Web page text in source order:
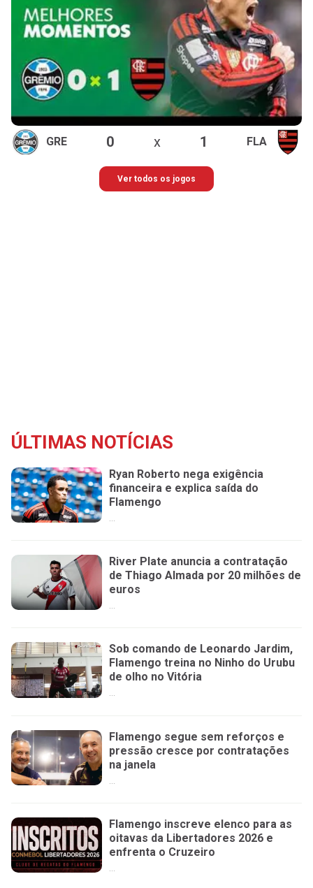
GRE 0 x 1 FLA
Ver todos os jogos
ÚLTIMAS NOTÍCIAS
Ryan Roberto nega exigência
financeira e explica saída do
Flamengo
...
River Plate anuncia a contratação
de Thiago Almada por 20 milhões de
euros
...
Sob comando de Leonardo Jardim,
Flamengo treina no Ninho do Urubu
de olho no Vitória
...
Flamengo segue sem reforços e
pressão cresce por contratações
na janela
Flamengo inscreve elenco para as
oitavas da Libertadores 2026 e
enfrenta o Cruzeiro
...